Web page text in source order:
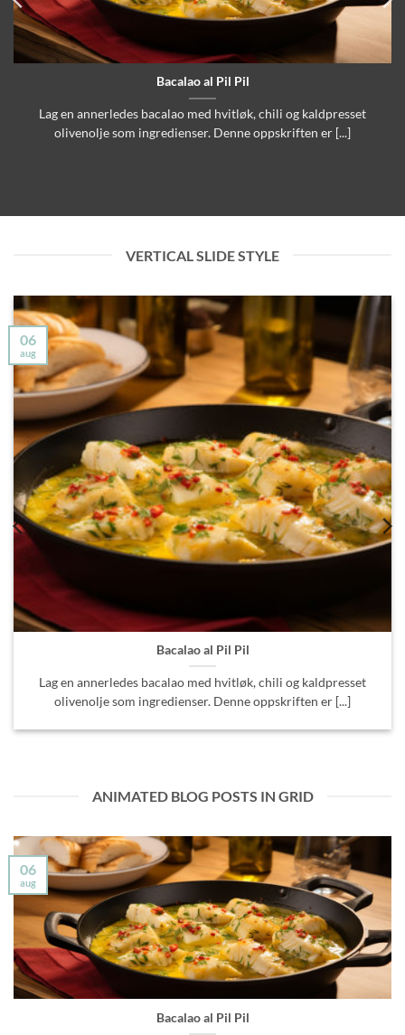
Bacalao al Pil Pil
Lag en annerledes bacalao med hvitløk, chili og kaldpresset
olivenolje som ingredienser. Denne oppskriften er [...]
VERTICAL SLIDE STYLE
Bacalao al Pil Pil
Lag en annerledes bacalao med hvitløk, chili og kaldpresset
olivenolje som ingredienser. Denne oppskriften er [...]
06
aug
ANIMATED BLOG POSTS IN GRID
Bacalao al Pil Pil
06
aug